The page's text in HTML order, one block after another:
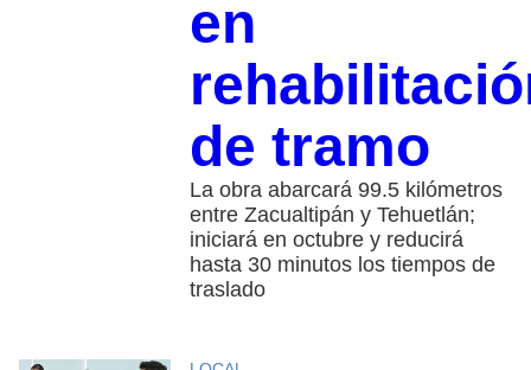
en
de tramo
La obra abarcará 99.5 kilómetros
entre Zacualtipán y Tehuetlán;
iniciará en octubre y reducirá
hasta 30 minutos los tiempos de
traslado